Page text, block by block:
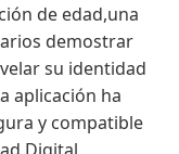
de edad,una
demostrar
su identidad
aplicación ha
y compatible